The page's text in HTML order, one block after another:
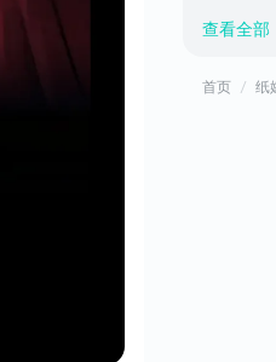
查看全部
首页 纸